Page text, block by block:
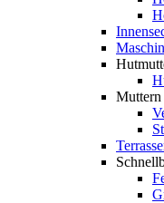
Muttern